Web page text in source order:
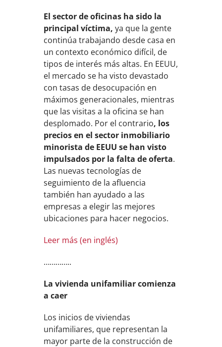
El sector de oficinas ha sido la
principal víctima, ya que la gente
continúa trabajando desde casa en
un contexto económico difícil, de
tipos de interés más altas. En EEUU,
el mercado se ha visto devastado
con tasas de desocupación en
máximos generacionales, mientras
que las visitas a la oficina se han
desplomado. Por el contrario, los
precios en el sector inmobiliario
minorista de EEUU se han visto
impulsados ​​por la falta de oferta.
Las nuevas tecnologías de
seguimiento de la afluencia
también han ayudado a las
empresas a elegir las mejores
ubicaciones para hacer negocios.
Leer más (en inglés)
…………..
La vivienda unifamiliar comienza
a caer
Los inicios de viviendas
unifamiliares, que representan la
mayor parte de la construcción de